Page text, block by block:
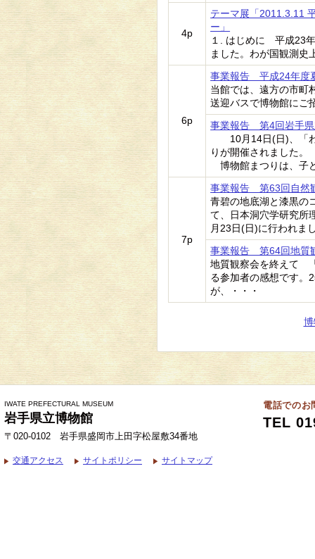
4p
テーマ展「2011.3.11
ー」
１. はじめに 平成23
ました。わが国観測史
6p
事業報告 平成24年度
当館では、遠方の市町
送迎バスで博物館にご
事業報告 第4回岩手県
10月14日(日)、「わ
りが開催されました。
博物館まつりは、子
7p
事業報告 第63回自然
青碧の地底湖と漆黒の
て、日本洞穴学研究所
月23日(日)に行われま
事業報告 第64回地質
地質観察会を終えて
る参加者の感想です。
が、・・・
IWATE PREFECTURAL MUSEUM
岩手県立博物館
〒020-0102 岩手県盛岡市上田字松屋敷34番地
電話でのお
TEL
交通アクセス サイトポリシー サイトマップ